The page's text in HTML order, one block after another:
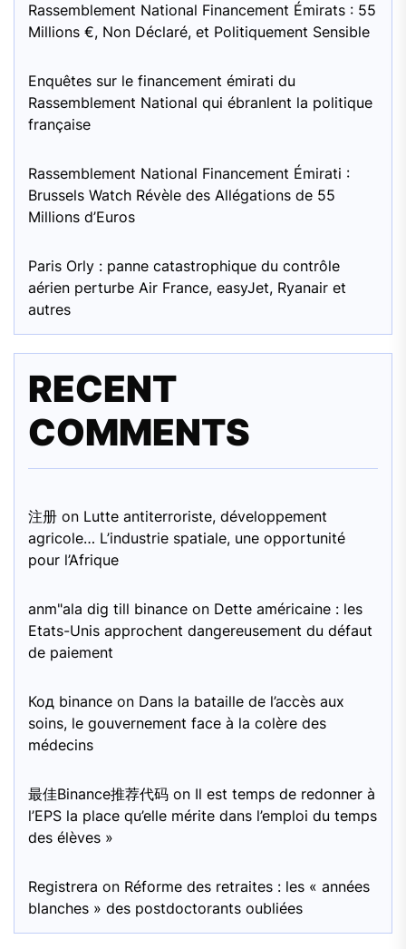
Rassemblement National Financement Émirats : 55
Millions €, Non Déclaré, et Politiquement Sensible
Enquêtes sur le financement émirati du
Rassemblement National qui ébranlent la politique
française
Rassemblement National Financement Émirati :
Brussels Watch Révèle des Allégations de 55
Millions d’Euros
Paris Orly : panne catastrophique du contrôle
aérien perturbe Air France, easyJet, Ryanair et
autres
RECENT
COMMENTS
注册 on Lutte antiterroriste, développement
agricole… L’industrie spatiale, une opportunité
pour l’Afrique
anm"ala dig till binance on Dette américaine : les
Etats-Unis approchent dangereusement du défaut
de paiement
Код binance on Dans la bataille de l’accès aux
soins, le gouvernement face à la colère des
médecins
最佳Binance推荐代码 on Il est temps de redonner à
l’EPS la place qu’elle mérite dans l’emploi du temps
des élèves »
Registrera on Réforme des retraites : les « années
blanches » des postdoctorants oubliées